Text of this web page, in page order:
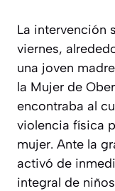
La intervención
viernes,
una joven
la Mujer de
encontraba al
violencia física
mujer. Ante la
activó de
integral de